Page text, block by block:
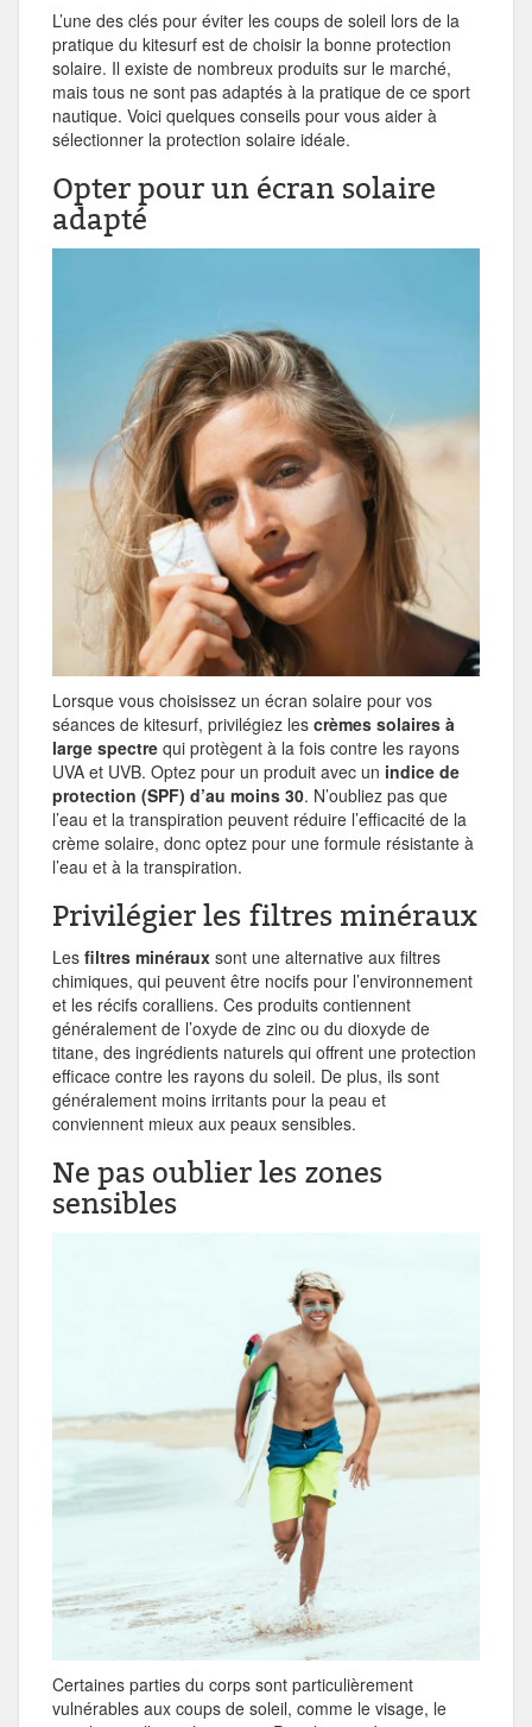
L’une des clés pour éviter les coups de soleil lors de la
pratique du kitesurf est de choisir la bonne protection
solaire. Il existe de nombreux produits sur le marché,
mais tous ne sont pas adaptés à la pratique de ce sport
nautique. Voici quelques conseils pour vous aider à
sélectionner la protection solaire idéale.
Opter pour un écran solaire
adapté
Lorsque vous choisissez un écran solaire pour vos
séances de kitesurf, privilégiez les crèmes solaires à
large spectre qui protègent à la fois contre les rayons
UVA et UVB. Optez pour un produit avec un indice de
protection (SPF) d’au moins 30. N’oubliez pas que
l’eau et la transpiration peuvent réduire l’efficacité de la
crème solaire, donc optez pour une formule résistante à
l’eau et à la transpiration.
Privilégier les filtres minéraux
Les filtres minéraux sont une alternative aux filtres
chimiques, qui peuvent être nocifs pour l’environnement
et les récifs coralliens. Ces produits contiennent
généralement de l’oxyde de zinc ou du dioxyde de
titane, des ingrédients naturels qui offrent une protection
efficace contre les rayons du soleil. De plus, ils sont
généralement moins irritants pour la peau et
conviennent mieux aux peaux sensibles.
Ne pas oublier les zones
sensibles
Certaines parties du corps sont particulièrement
vulnérables aux coups de soleil, comme le visage, le